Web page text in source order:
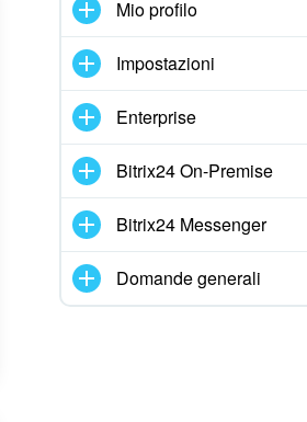
Mio profilo
Impostazioni
Enterprise
Bitrix24 On-Premise
Bitrix24 Messenger
Domande generali